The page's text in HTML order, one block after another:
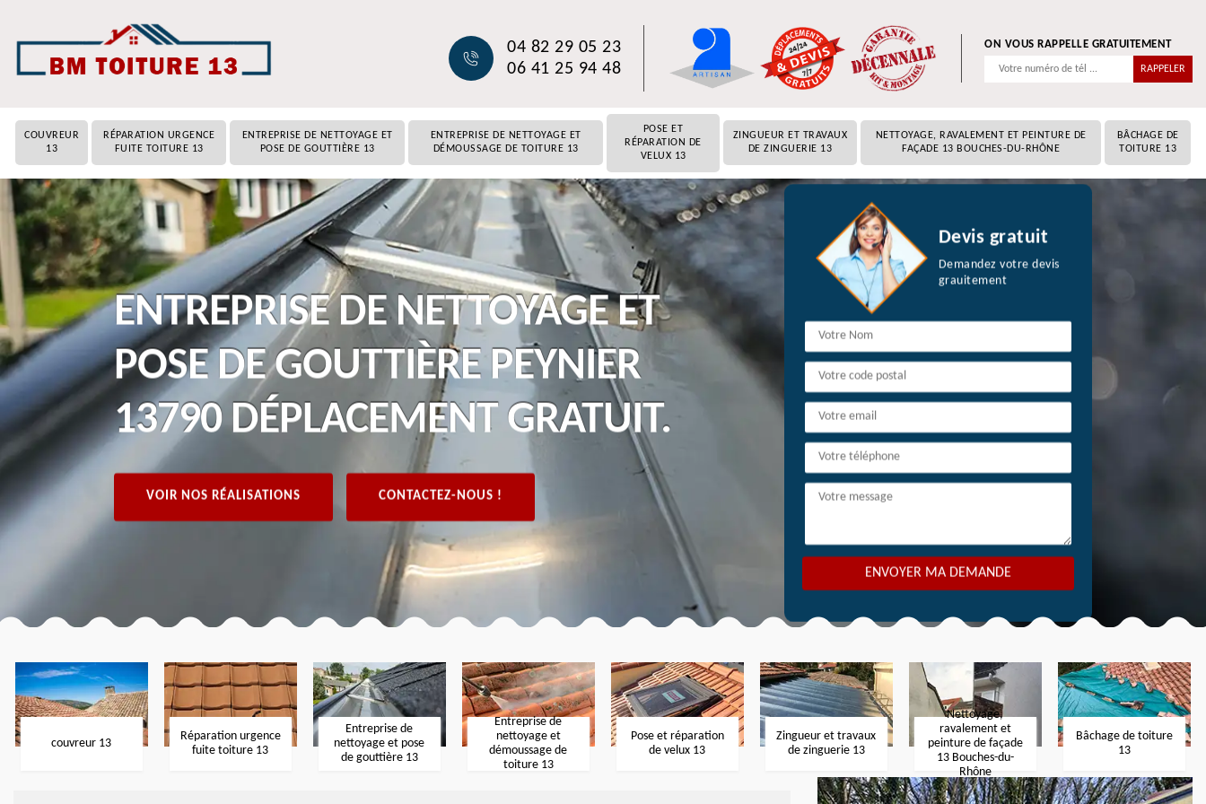
04 82 29 05 23
06 41 25 94 48
ON VOUS RAPPELLE GRATUITEMENT
COUVREUR
13
RÉPARATION URGENCE
FUITE TOITURE 13
ENTREPRISE DE NETTOYAGE ET
POSE DE GOUTTIÈRE 13
ENTREPRISE DE NETTOYAGE ET
DÉMOUSSAGE DE TOITURE 13
POSE ET
RÉPARATION DE
VELUX 13
ZINGUEUR ET TRAVAUX
DE ZINGUERIE 13
NETTOYAGE, RAVALEMENT ET PEINTURE DE
FAÇADE 13 BOUCHES-DU-RHÔNE
BÂCHAGE DE
TOITURE 13
ENTREPRISE DE NETTOYAGE ET
POSE DE GOUTTIÈRE PEYNIER
13790 DÉPLACEMENT GRATUIT.
VOIR NOS RÉALISATIONS CONTACTEZ-NOUS !
Devis gratuit
Demandez votre devis
grauitement
couvreur 13
Réparation urgence
fuite toiture 13
Entreprise de
nettoyage et pose
de gouttière 13
Entreprise de
nettoyage et
démoussage de
toiture 13
Pose et réparation
de velux 13
Zingueur et travaux
de zinguerie 13
Nettoyage,
ravalement et
peinture de façade
13 Bouches-du-
Rhône
Bâchage de toiture
13